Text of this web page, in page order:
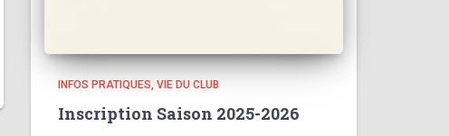
INFOS PRATIQUES VIE DU CLUB
Inscription Saison 2025-2026